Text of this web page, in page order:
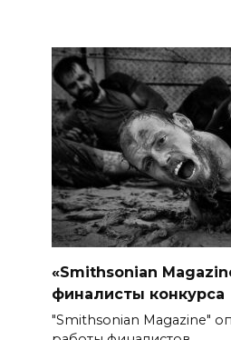
«Smithsonian
финалисты конкурса
"Smithsonian Magazine"